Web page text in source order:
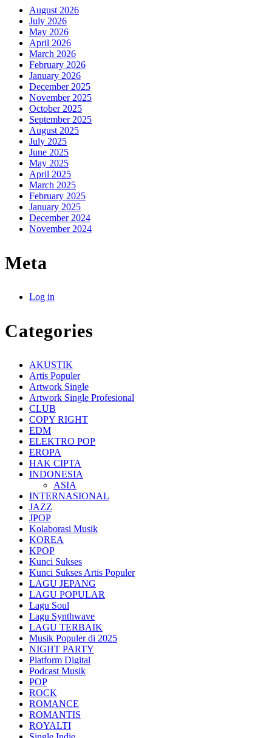
August 2026
July 2026
May 2026
April 2026
March 2026
February 2026
January 2026
December 2025
November 2025
October 2025
September 2025
August 2025
July 2025
June 2025
May 2025
April 2025
March 2025
February 2025
January 2025
December 2024
November 2024
Meta
Log in
Categories
AKUSTIK
Artis Populer
Artwork Single
Artwork Single Profesional
CLUB
COPY RIGHT
EDM
ELEKTRO POP
EROPA
HAK CIPTA
INDONESIA
ASIA
INTERNASIONAL
JAZZ
JPOP
Kolaborasi Musik
KOREA
KPOP
Kunci Sukses
Kunci Sukses Artis Populer
LAGU JEPANG
LAGU POPULAR
Lagu Soul
Lagu Synthwave
LAGU TERBAIK
Musik Populer di 2025
NIGHT PARTY
Platform Digital
Podcast Musik
POP
ROCK
ROMANCE
ROMANTIS
ROYALTI